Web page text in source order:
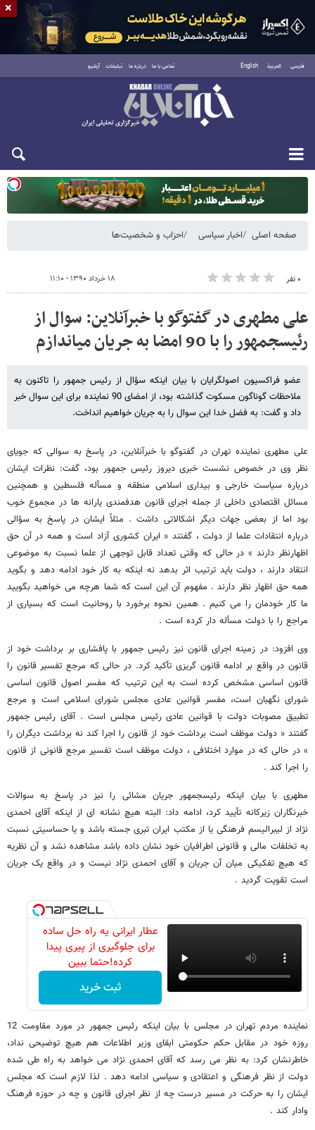
فارسی العربية English تماس با ما درباره ما تبلیغات آرشیو
دوشنبه ۱۹ مرداد ۱۴۰۵
صفحه اصلی اخبار سیاسی احزاب و شخصیت‌ها
۰ نفر ۱۸ خرداد ۱۳۹۰ - ۱۱:۱۰
علی مطهری در گفت​وگو با خبرآنلاین: سوال از
رئیس​جمهور را با 90 امضا به جریان می​اندازم
عضو فراکسیون اصولگرایان با بیان اینکه سؤال از رئیس جمهور را تاکنون به
ملاحظات گوناگون مسکوت گذاشته بود، از امضای 90 نماینده برای این سوال خبر
داد و گفت: به فضل خدا این سوال را به جریان خواهیم انداخت.
علی مطهری نماینده تهران در گفت​وگو با خبرآنلاین، در پاسخ به سوالی که جویای
نظر وی در خصوص نشست خبری دیروز رئیس جمهور بود، گفت: نظرات ایشان
درباره سیاست خارجی و بیداری اسلامی منطقه و مسأله فلسطین و همچنین
مسائل اقتصادی داخلی از جمله اجرای قانون هدفمندی یارانه ها در مجموع خوب
بود اما از بعضی جهات دیگر اشکالاتی داشت . مثلاً ایشان در پاسخ به سؤالی
درباره انتقادات علما از دولت ، گفتند « ایران کشوری آزاد است و همه در آن حق
اظهارنظر دارند » در حالی که وقتی تعداد قابل توجهی از علما نسبت به موضوعی
انتقاد دارند ، دولت باید ترتیب اثر بدهد نه اینکه به کار خود ادامه دهد و بگوید
همه حق اظهار نظر دارند . مفهوم آن این است که شما هرچه می خواهید بگویید
ما کار خودمان را می کنیم . همین نحوه برخورد با روحانیت است که بسیاری از
مراجع را با دولت مسأله دار کرده است .
وی افزود: در زمینه اجرای قانون نیز رئیس جمهور با پافشاری بر برداشت خود از
قانون در واقع بر ادامه قانون گریزی تأکید کرد. در حالی که مرجع تفسیر قانون را
قانون اساسی مشخص کرده است به این ترتیب که مفسر اصول قانون اساسی
شورای نگهبان است، مفسر قوانین عادی مجلس شورای اسلامی است و مرجع
تطبیق مصوبات دولت با قوانین عادی رئیس مجلس است . آقای رئیس جمهور
گفتند « دولت موظف است برداشت خود از قانون را اجرا کند نه برداشت دیگران را
» در حالی که در موارد اختلافی ، دولت موظف است تفسیر مرجع قانونی از قانون
را اجرا کند .
مطهری با بیان اینکه رئیس​جمهور جریان مشائی را نیز در پاسخ به سوالات
خبرنگاران زیرکانه تأیید کرد، ادامه داد: البته هیچ نشانه ای از اینکه آقای احمدی
نژاد از لیبرالیسم فرهنگی یا از مکتب ایران تبری جسته باشد و یا حساسیتی نسبت
به تخلفات مالی و قانونی اطرافیان خود نشان داده باشد مشاهده نشد و آن نظریه
که هیچ تفکیکی میان آن جریان و آقای احمدی نژاد نیست و در واقع یک جریان
است تقویت گردید .
عطار ایرانی یه راه حل ساده
برای جلوگیری از پیری پیدا
کرده!حتما ببین
ثبت خرید
نماینده مردم تهران در مجلس با بیان اینکه رئیس جمهور در مورد مقاومت 12
روزه خود در مقابل حکم حکومتی ابقای وزیر اطلاعات هم هیچ توضیحی نداد،
خاطرنشان کرد: به نظر می رسد که آقای احمدی نژاد می خواهد به راه طی شده
دولت از نظر فرهنگی و اعتقادی و سیاسی ادامه دهد . لذا لازم است که مجلس
ایشان را به حرکت در مسیر درست چه از نظر اجرای قانون و چه در حوزه فرهنگ
وادار کند .
×